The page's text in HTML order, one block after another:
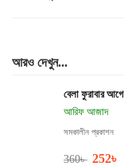
আরও দেখুন...
বেলা ফুরাবার আগে
আরিফ আজাদ
সমকালীন প্রকাশন
360৳ 252৳